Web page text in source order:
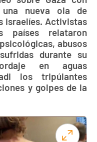
una nueva ola de
israelíes. Activistas
países relataron
abusos
durante su
en aguas
los tripúlantes
y golpes de la